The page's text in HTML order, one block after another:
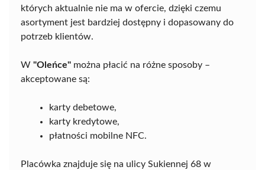
których aktualnie nie ma w ofercie, dzięki czemu
asortyment jest bardziej dostępny i dopasowany do
potrzeb klientów.
W "Oleńce" można płacić na różne sposoby –
akceptowane są:
karty debetowe,
karty kredytowe,
płatności mobilne NFC.
Placówka znajduje się na ulicy Sukiennej 68 w